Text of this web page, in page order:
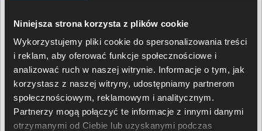
Niniejsza strona korzysta z plików cookie
Wykorzystujemy pliki cookie do spersonalizowania treści
i reklam, aby oferować funkcje społecznościowe i
analizować ruch w naszej witrynie. Informacje o tym, jak
korzystasz z naszej witryny, udostępniamy partnerom
społecznościowym, reklamowym i analitycznym.
Partnerzy mogą połączyć te informacje z innymi danymi
otrzymanymi od Ciebie lub uzyskanymi podczas
pochylenia, co pozwala dopasować położenie ekranu
do indywidualnych preferencji. Technologie Low Blue
Light i Flicker-Free dbają o komfort oczu podczas
długich sesji pracy. Natomiast wbudowane głośniki 5 W
oferują wygodę podczas wideokonferencji i oglądania
materiałów bez dodatkowych akcesoriów.